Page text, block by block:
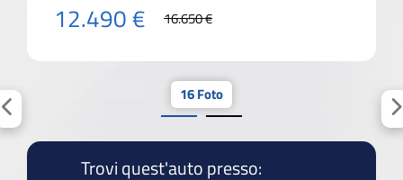
12.490 € 16.650 €
16 Foto
Trovi quest'auto presso: